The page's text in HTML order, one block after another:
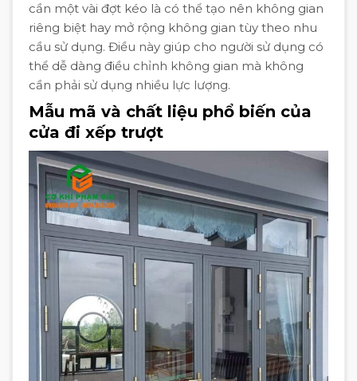
cần một vài đợt kéo là có thể tạo nên không gian
riêng biệt hay mở rộng không gian tùy theo nhu
cầu sử dụng. Điều này giúp cho người sử dụng có
thể dễ dàng điều chỉnh không gian mà không
cần phải sử dụng nhiều lực lượng.
Mẫu mã và chất liệu phổ biến của
cửa đi xếp trượt